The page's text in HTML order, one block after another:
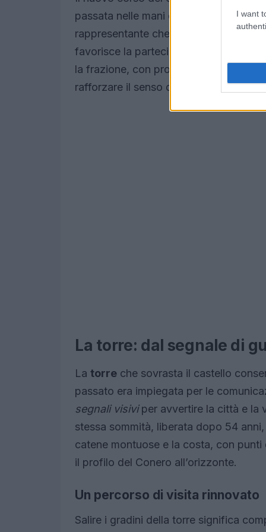
I want
passata nelle mani dei residenti,
rappresentante che ha ricevuto
favorisce la partecipazione attiva e
la frazione, con proposte culturali che
rafforzare il senso d’appartenenza.
La torre: dal segnale di
La torre che sovrasta il castello
passato era impiegata per le
segnali visiviper avvertire la città e la
stessa sommità, liberata dopo 54
catene montuose e la costa, con
il profilo del Conero all’orizzonte.
Un percorso di visita rinnovato
Salire i gradini della torre significa